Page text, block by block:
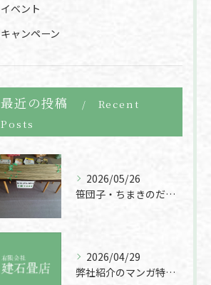
イベント
キャンペーン
最近の投稿
Recent
Posts
2026/05/26
笹団子・ちまきのだんごしばり400円販売
2026/04/29
弊社紹介のマンガ特集をチェック